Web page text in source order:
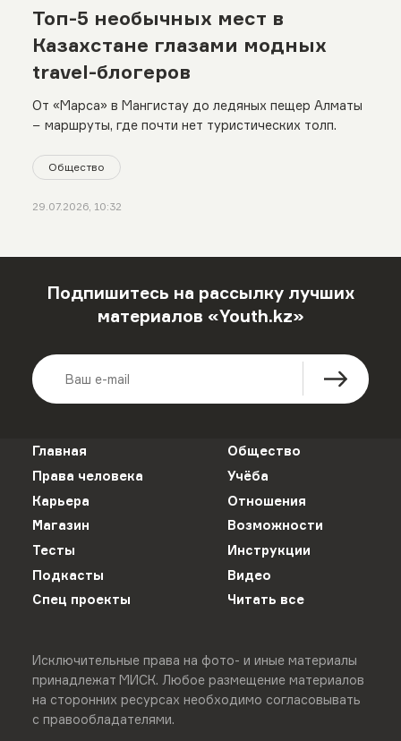
Топ-5 необычных мест в
Казахстане глазами модных
travel-блогеров
От «Марса» в Мангистау до ледяных пещер Алматы
− маршруты, где почти нет туристических толп.
Общество
29.07.2026, 10:32
Подпишитесь на рассылку лучших
материалов «Youth.kz»
Главная
Общество
Права человека
Учёба
Карьера
Отношения
Магазин
Возможности
Тесты
Инструкции
Подкасты
Видео
Спец проекты
Читать все
Исключительные права на фото- и иные материалы
принадлежат МИСК. Любое размещение материалов
на сторонних ресурсах необходимо согласовывать
с правообладателями.